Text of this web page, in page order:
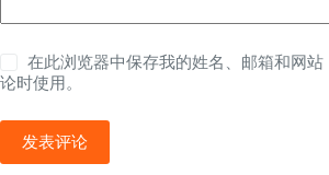
在此浏览器中保存我的姓名、邮箱和网站
论时使用。
发表评论